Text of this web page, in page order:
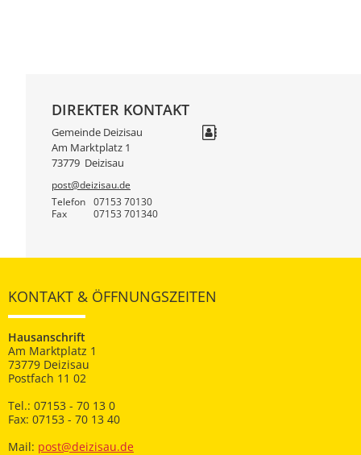
DIREKTER KONTAKT
Gemeinde Deizisau
Am Marktplatz 1
73779 Deizisau
post@deizisau.de
Telefon
07153 70130
Fax 07153 701340
KONTAKT & ÖFFNUNGSZEITEN
Hausanschrift
Am Marktplatz 1
73779 Deizisau
Postfach 11 02
Tel.: 07153 - 70 13 0
Fax: 07153 - 70 13 40
Mail: post@deizisau.de